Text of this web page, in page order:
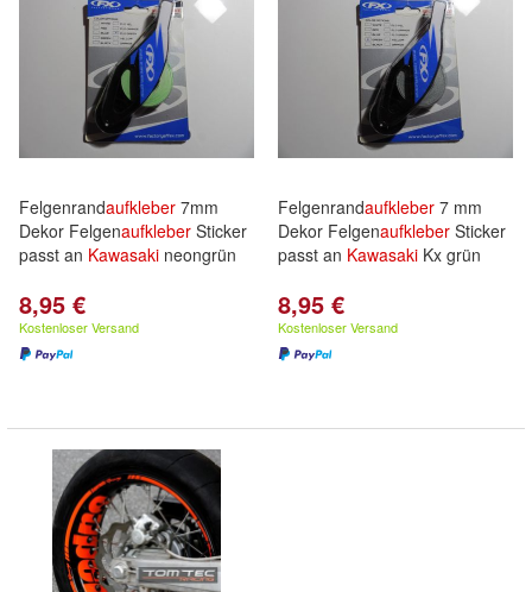
Felgenrandaufkleber 7mm
Dekor Felgenaufkleber Sticker
passt an Kawasaki neongrün
8,95 €
Kostenloser Versand
Felgenrandaufkleber 7 mm
Dekor Felgenaufkleber Sticker
passt an Kawasaki Kx grün
8,95 €
Kostenloser Versand